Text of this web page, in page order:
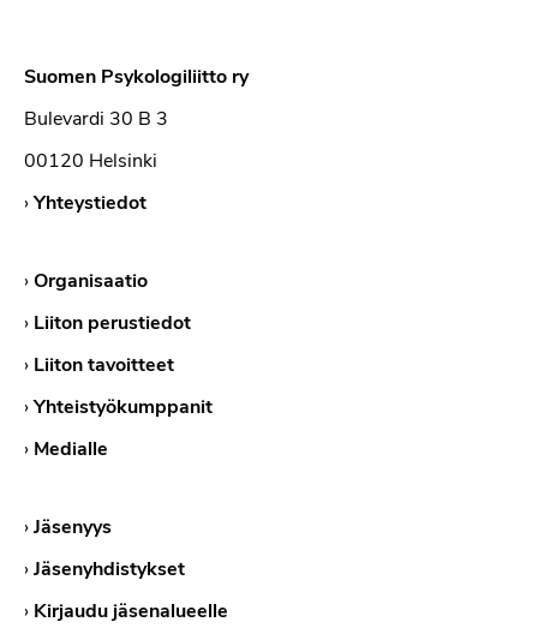
Suomen Psykologiliitto ry
Bulevardi 30 B 3
00120 Helsinki
›Yhteystiedot
›Organisaatio
› Liiton perustiedot
› Liiton tavoitteet
›Yhteistyökumppanit
› Medialle
›Jäsenyys
›Jäsenyhdistykset
› Kirjaudu jäsenalueelle